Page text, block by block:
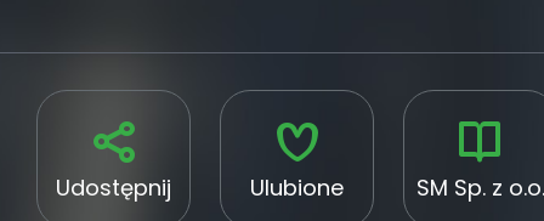
Udostępnij Ulubione SM Sp. z o.o.